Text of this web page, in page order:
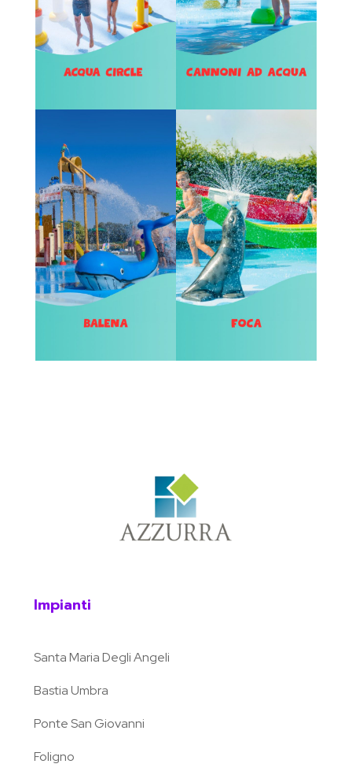
Impianti
Santa Maria Degli Angeli
Bastia Umbra
Ponte San Giovanni
Foligno